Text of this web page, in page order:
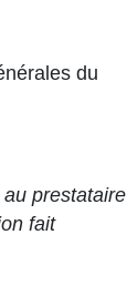
du
prestataire
fait